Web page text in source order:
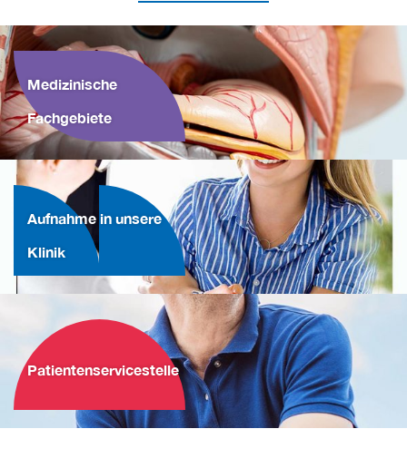
Medizinische
Fachgebiete
Aufnahme in unsere
Klinik
Patientenservicestelle